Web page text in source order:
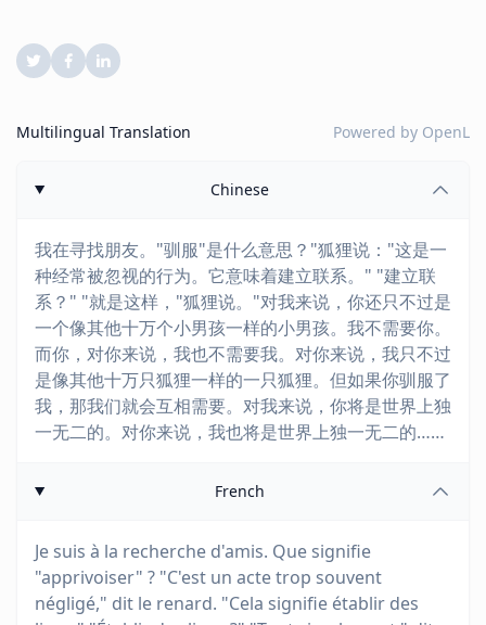
Multilingual Translation Powered by OpenL
Chinese
我在寻找朋友。"驯服"是什么意思？"狐狸说："这是一
种经常被忽视的行为。它意味着建立联系。" "建立联
系？" "就是这样，"狐狸说。"对我来说，你还只不过是
一个像其他十万个小男孩一样的小男孩。我不需要你。
而你，对你来说，我也不需要我。对你来说，我只不过
是像其他十万只狐狸一样的一只狐狸。但如果你驯服了
我，那我们就会互相需要。对我来说，你将是世界上独
一无二的。对你来说，我也将是世界上独一无二的……
French
Je suis à la recherche d'amis. Que signifie
"apprivoiser" ? "C'est un acte trop souvent
négligé," dit le renard. "Cela signifie établir des